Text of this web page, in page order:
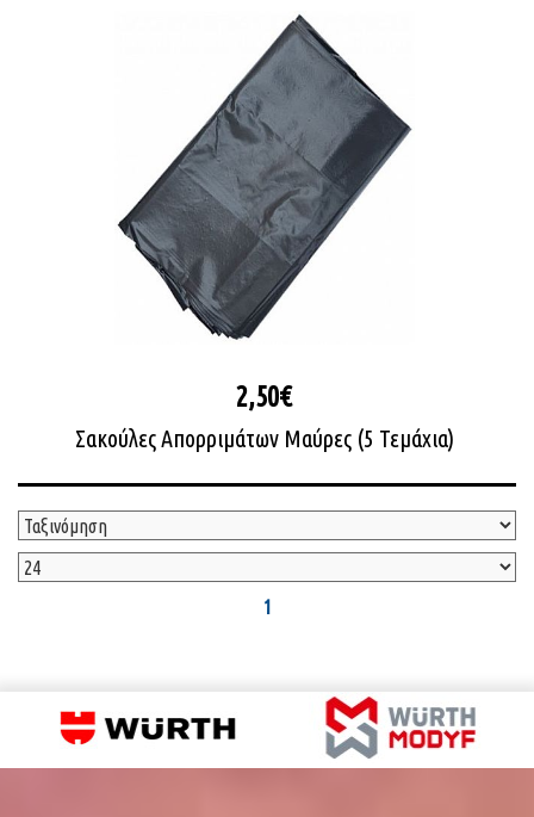
2,50€
Σακούλες Απορριμάτων Μαύρες (5 Τεμάχια)
1